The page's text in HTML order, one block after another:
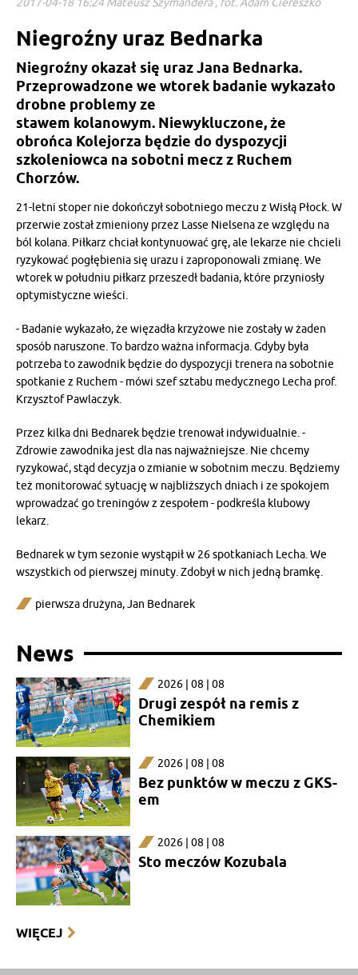
Niegroźny uraz Bednarka
Niegroźny okazał się uraz Jana Bednarka.
Przeprowadzone we wtorek badanie wykazało
drobne problemy ze
stawem kolanowym. Niewykluczone, że
obrońca Kolejorza będzie do dyspozycji
szkoleniowca na sobotni mecz z Ruchem
Chorzów.
21-letni stoper nie dokończył sobotniego meczu z Wisłą Płock. W
przerwie został zmieniony przez Lasse Nielsena ze względu na
ból kolana. Piłkarz chciał kontynuować grę, ale lekarze nie chcieli
ryzykować pogłębienia się urazu i zaproponowali zmianę. We
wtorek w południu piłkarz przeszedł badania, które przyniosły
optymistyczne wieści.
- Badanie wykazało, że więzadła krzyżowe nie zostały w żaden
sposób naruszone. To bardzo ważna informacja. Gdyby była
potrzeba to zawodnik będzie do dyspozycji trenera na sobotnie
spotkanie z Ruchem - mówi szef sztabu medycznego Lecha prof.
Krzysztof Pawlaczyk.
Przez kilka dni Bednarek będzie trenował indywidualnie. -
Zdrowie zawodnika jest dla nas najważniejsze. Nie chcemy
ryzykować, stąd decyzja o zmianie w sobotnim meczu. Będziemy
też monitorować sytuację w najbliższych dniach i ze spokojem
wprowadzać go treningów z zespołem - podkreśla klubowy
lekarz.
Bednarek w tym sezonie wystąpił w 26 spotkaniach Lecha. We
wszystkich od pierwszej minuty. Zdobył w nich jedną bramkę.
pierwsza drużyna,Jan Bednarek
News
2026 | 08 | 08
Drugi zespół na remis z
Chemikiem
2026 | 08 | 08
Bez punktów w meczu z GKS-
em
2026 | 08 | 08
Sto meczów Kozubala
WIĘCEJ